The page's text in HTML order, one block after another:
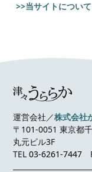
>>当サイトについて
運営会社／株式会社
〒101-0051 東京都
丸元ビル3F
TEL03-6261-7447